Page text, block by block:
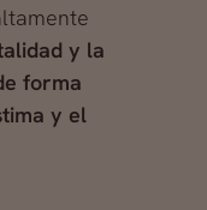
y la
forma
y el